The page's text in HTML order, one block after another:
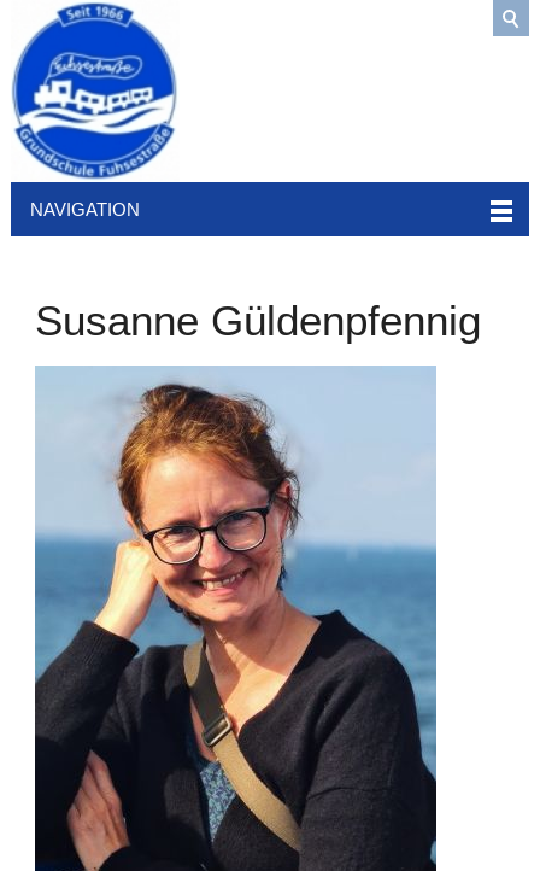
NAVIGATION
Susanne Güldenpfennig